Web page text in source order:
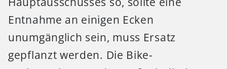
Entnahme an einigen Ecken
unumgänglich sein, muss Ersatz
gepflanzt werden. Die Bike-